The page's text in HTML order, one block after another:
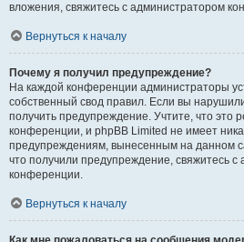
вложения, свяжитесь с администратором
Вернуться к началу
Почему я получил предупреждение?
На каждой конференции администраторы
собственный свод правил. Если вы
получить предупреждение. Учтите, что это
конференции, и phpBB Limited не имеет
предупреждениям, вынесенным на данном
что получили предупреждение, свяжитесь с
конференции.
Вернуться к началу